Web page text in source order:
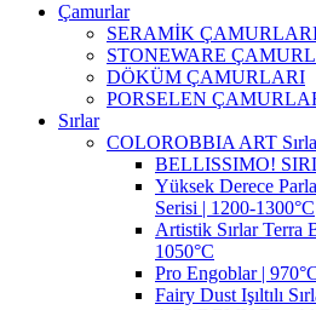
Çamurlar
SERAMİK
STONEWARE
DÖKÜM ÇAMURLARI
PORSELEN
Sırlar
COLOROBBIA ART
BELLISSIMO!
Yüksek Derece
Serisi | 1200-1300°C
Artistik Sırlar Terra
1050°C
Pro Engoblar |
Fairy Dust Işıltılı